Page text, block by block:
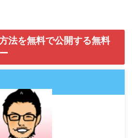
法を無料で公開する無料